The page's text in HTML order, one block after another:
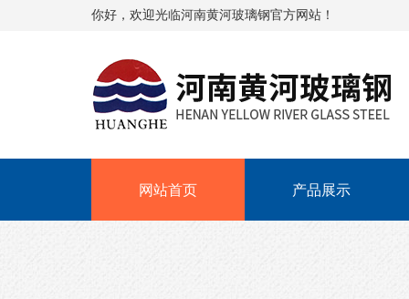
你好，欢迎光临河南黄河玻璃钢官方网站！
网站首页 产品展示